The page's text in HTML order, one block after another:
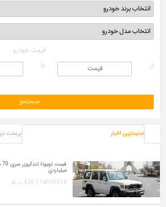
قیمت خودرو
از
تا
جدیدترین اخبار پربحث
میلیاردی
1405-05-14 | 4:26 ب.ظ